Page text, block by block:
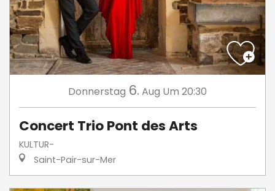
Donnerstag 6. Aug Um 20:30
Concert Trio Pont des Arts
KULTUR-
Saint-Pair-sur-Mer